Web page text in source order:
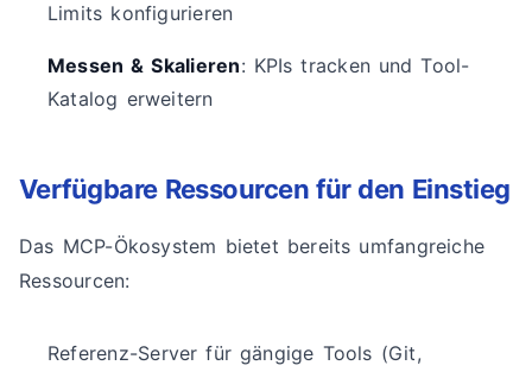
Limits konfigurieren
Messen & Skalieren: KPIs tracken und Tool-
Katalog erweitern
Verfügbare Ressourcen für den Einstieg
Das MCP-Ökosystem bietet bereits umfangreiche
Ressourcen:
Referenz-Server für gängige Tools (Git,